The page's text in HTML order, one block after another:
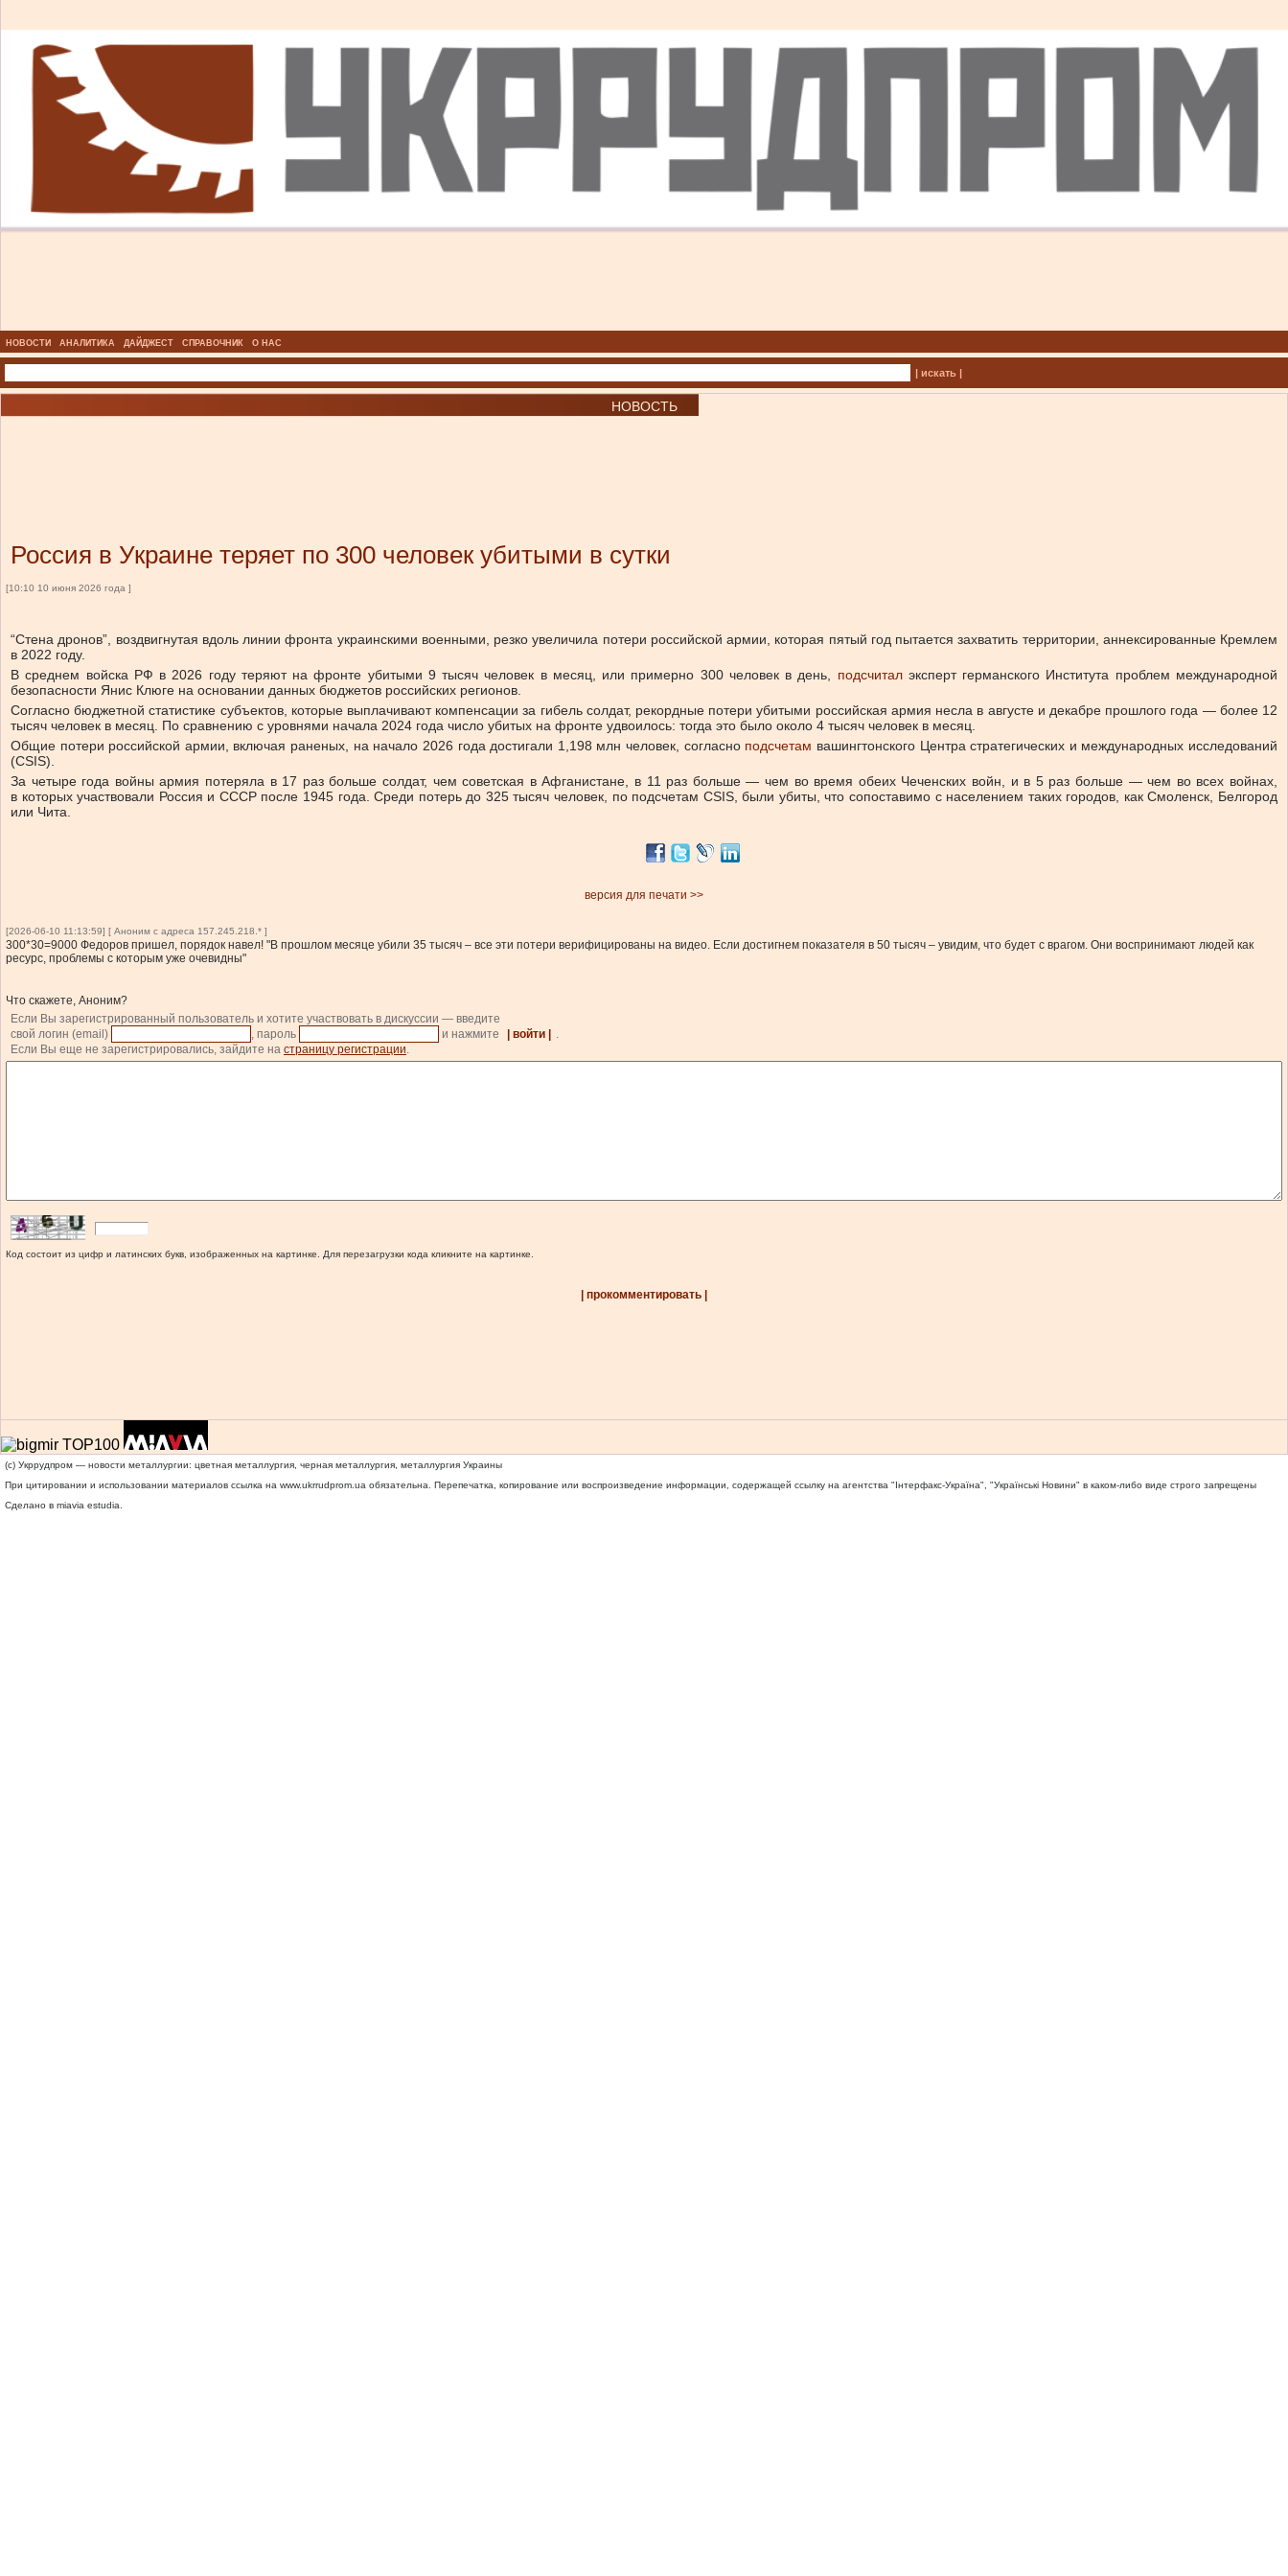
НОВОСТИ АНАЛИТИКА ДАЙДЖЕСТ СПРАВОЧНИК О НАС
| искать |
НОВОСТЬ
Россия в Украине теряет по 300 человек убитыми в сутки
[10:10 10 июня 2026 года ]
“Стена дронов”, воздвигнутая вдоль линии фронта украинскими военными, резко увеличила потери российской армии, которая пятый год пытается захватить территории, аннексированные Кремлем
в 2022 году.
В среднем войска РФ в 2026 году теряют на фронте убитыми 9 тысяч человек в месяц, или примерно 300 человек в день, подсчиталэксперт германского Института проблем международной
безопасности Янис Клюге на основании данных бюджетов российских регионов.
Согласно бюджетной статистике субъектов, которые выплачивают компенсации за гибель солдат, рекордные потери убитыми российская армия несла в августе и декабре прошлого года — более 12
тысяч человек в месяц. По сравнению с уровнями начала 2024 года число убитых на фронте удвоилось: тогда это было около 4 тысяч человек в месяц.
Общие потери российской армии, включая раненых, на начало 2026 года достигали 1,198 млн человек, согласно подсчетам вашингтонского Центра стратегических и международных исследований
(CSIS).
За четыре года войны армия потеряла в 17 раз больше солдат, чем советская в Афганистане, в 11 раз больше — чем во время обеих Чеченских войн, и в 5 раз больше — чем во всех войнах,
в которых участвовали Россия и СССР после 1945 года. Среди потерь до 325 тысяч человек, по подсчетам CSIS, были убиты, что сопоставимо с населением таких городов, как Смоленск, Белгород
или Чита.
версия для печати >>
[2026-06-10 11:13:59] [ Аноним с адреса 157.245.218.* ]
300*30=9000 Федоров пришел, порядок навел! "В прошлом месяце убили 35 тысяч – все эти потери верифицированы на видео. Если достигнем показателя в 50 тысяч – увидим, что будет с врагом. Они воспринимают людей как
ресурс, проблемы с которым уже очевидны"
Что скажете, Аноним?
Если Вы зарегистрированный пользователь и хотите участвовать в дискуссии — введите
свой логин (email)
, пароль и нажмите | войти |
.
Если Вы еще не зарегистрировались, зайдите на страницу регистрации.
Код состоит из цифр и латинских букв, изображенных на картинке. Для перезагрузки кода кликните на картинке.
| прокомментировать |
(c) Укррудпром — новости металлургии: цветная металлургия, черная металлургия, металлургия Украины
При цитировании и использовании материалов ссылка на www.ukrrudprom.ua обязательна. Перепечатка, копирование или воспроизведение информации, содержащей ссылку на агентства "Iнтерфакс-Україна", "Українськi Новини" в каком-либо виде строго запрещены
Сделано в miavia estudia.